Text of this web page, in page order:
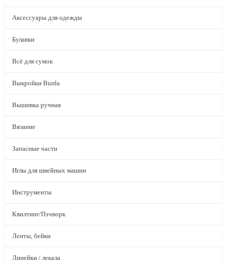
Аксессуары для одежды
Булавки
Всё для сумок
Выкройки Burda
Вышивка ручная
Вязание
Запасные части
Иглы для швейных машин
Инструменты
Квилтинг/Пэчворк
Ленты, бейки
Линейки / лекала